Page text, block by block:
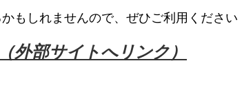
もしれませんので、ぜひご利用ください
外部サイトへリンク）